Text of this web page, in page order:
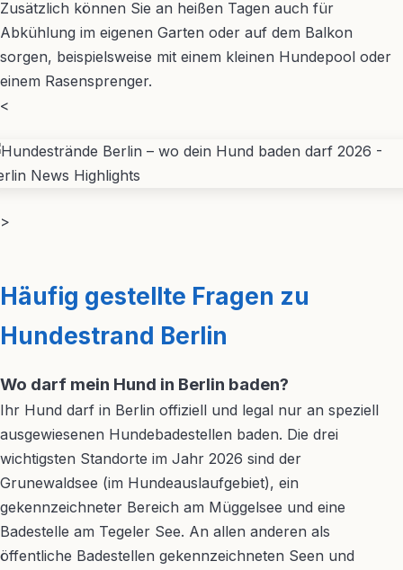
Zusätzlich können Sie an heißen Tagen auch für
Abkühlung im eigenen Garten oder auf dem Balkon
sorgen, beispielsweise mit einem kleinen Hundepool oder
einem Rasensprenger.
<
>
Häufig gestellte Fragen zu
Hundestrand Berlin
Wo darf mein Hund in Berlin baden?
Ihr Hund darf in Berlin offiziell und legal nur an speziell
ausgewiesenen Hundebadestellen baden. Die drei
wichtigsten Standorte im Jahr 2026 sind der
Grunewaldsee (im Hundeauslaufgebiet), ein
gekennzeichneter Bereich am Müggelsee und eine
Badestelle am Tegeler See. An allen anderen als
öffentliche Badestellen gekennzeichneten Seen und